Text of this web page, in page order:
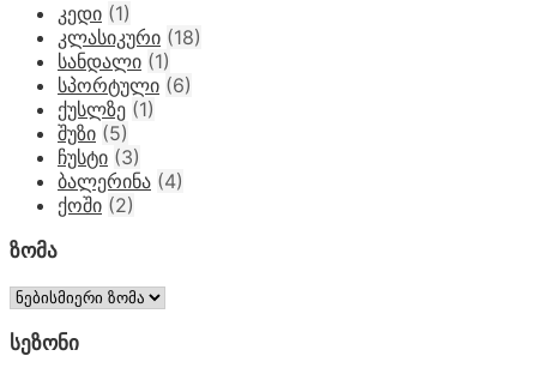
კედი (1)
კლასიკური (18)
სანდალი (1)
სპორტული (6)
ქუსლზე (1)
შუზი (5)
ჩუსტი (3)
ბალერინა (4)
ქოში (2)
ზომა
სეზონი